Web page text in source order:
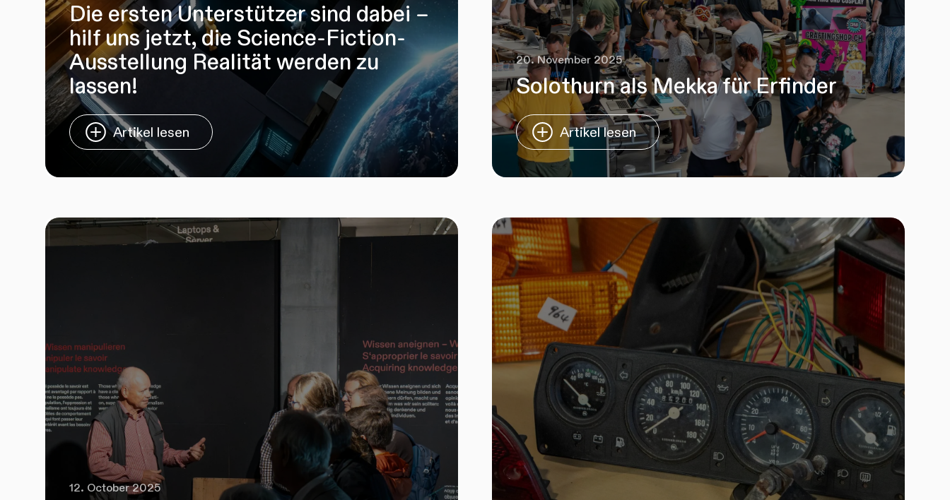
Die ersten Unterstützer sind dabei –
hilf uns jetzt, die Science-Fiction-
Ausstellung Realität werden zu
lassen!
Artikel lesen
20. November 2025
Solothurn als Mekka für Erfinder
Artikel lesen
12. October 2025